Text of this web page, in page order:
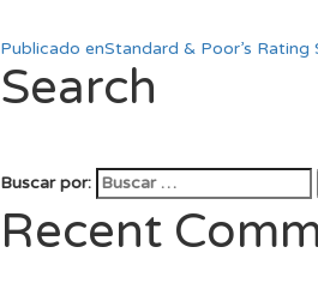
Publicado enStandard & Poor’s
Search
Buscar por:
Recent